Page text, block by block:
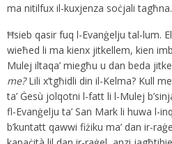
ma nitilfux il-kuxjenza soċjali tagħna.
Ħsieb qasir fuq l-Evanġelju tal-lum.
wieħed li ma kienx jitkellem, kien
Mulej iltaqa’ miegħu u dan beda
me?Lili x’tgħidli din il-Kelma? Kull
ta’ Ġesù jolqotni l-fatt li l-Mulej
fl-Evanġelju ta’ San Mark li huwa l-
b’kuntatt qawwi fiżiku ma’ dan ir-